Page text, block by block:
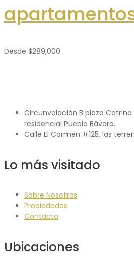
ecológicos en
Desde $289,000
Circunvalación B plaza
residencial Pueblo Bávaro.
Calle El Carmen #125, las
Lo más visitado
Sobre Nosotros
Propiedades
Contacto
Ubicaciones